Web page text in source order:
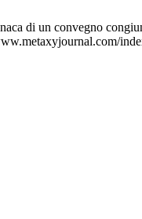
di un convegno